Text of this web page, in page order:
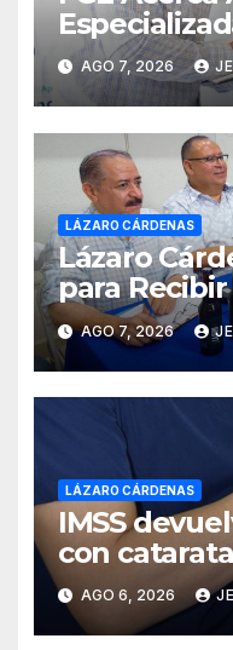
Ciudadanía
AGO 7, 2026
LÁZARO CÁRDENAS
Lázaro
para
Costa de
AGO 7, 2026
LÁZARO CÁRDENAS
IMSS
con
23 años de
AGO 6, 2026